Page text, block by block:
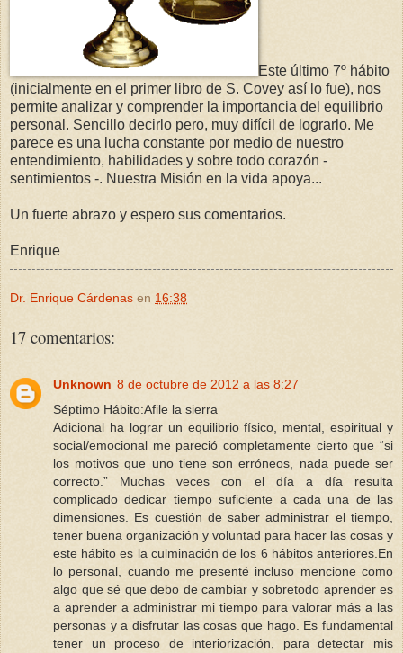
Este último 7º hábito
(inicialmente en el primer libro de S. Covey así lo fue), nos
permite analizar y comprender la importancia del equilibrio
personal. Sencillo decirlo pero, muy difícil de lograrlo. Me
parece es una lucha constante por medio de nuestro
entendimiento, habilidades y sobre todo corazón -
sentimientos -. Nuestra Misión en la vida apoya...
Un fuerte abrazo y espero sus comentarios.
Enrique
Dr. Enrique Cárdenas en 16:38
17 comentarios:
Unknown 8 de octubre de 2012 a las 8:27
Séptimo Hábito: Afile la sierra
Adicional ha lograr un equilibrio físico, mental, espiritual y
social/emocional me pareció completamente cierto que “si
los motivos que uno tiene son erróneos, nada puede ser
correcto.” Muchas veces con el día a día resulta
complicado dedicar tiempo suficiente a cada una de las
dimensiones. Es cuestión de saber administrar el tiempo,
tener buena organización y voluntad para hacer las cosas y
este hábito es la culminación de los 6 hábitos anteriores. En
lo personal, cuando me presenté incluso mencione como
algo que sé que debo de cambiar y sobretodo aprender es
a aprender a administrar mi tiempo para valorar más a las
personas y a disfrutar las cosas que hago. Es fundamental
tener un proceso de interiorización, para detectar mis